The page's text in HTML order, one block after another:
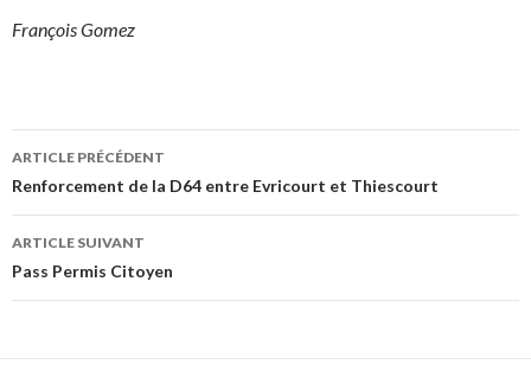
François Gomez
Navigation
des
articles
ARTICLE PRÉCÉDENT
Renforcement de la D64 entre Evricourt et Thiescourt
ARTICLE SUIVANT
Pass Permis Citoyen